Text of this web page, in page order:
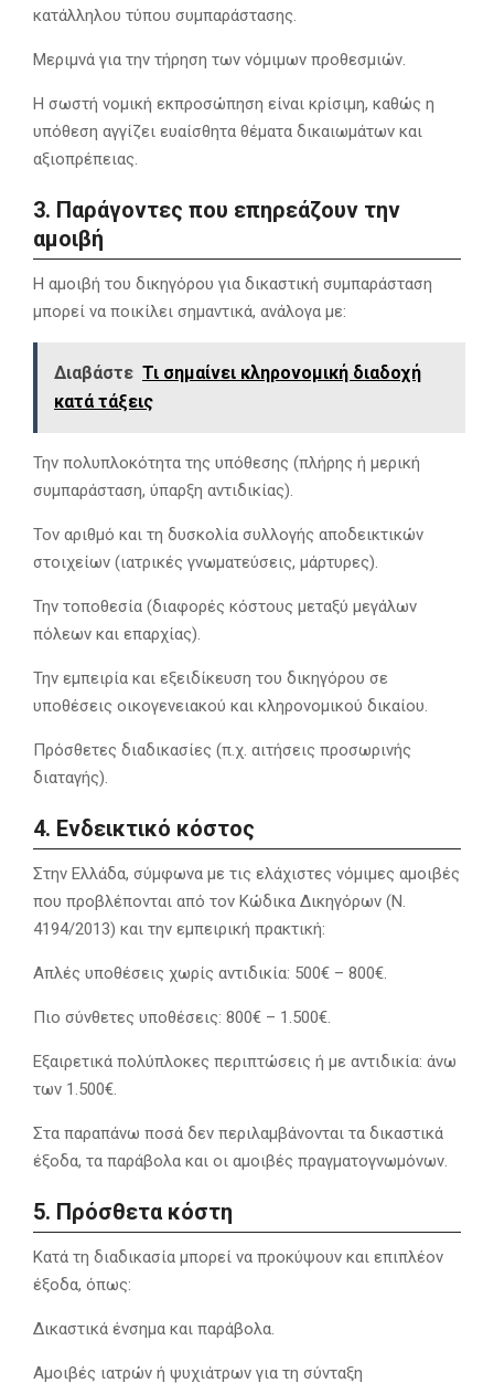
κατάλληλου τύπου συμπαράστασης.
Μεριμνά για την τήρηση των νόμιμων προθεσμιών.
Η σωστή νομική εκπροσώπηση είναι κρίσιμη, καθώς η
υπόθεση αγγίζει ευαίσθητα θέματα δικαιωμάτων και
αξιοπρέπειας.
3. Παράγοντες που επηρεάζουν την
αμοιβή
Η αμοιβή του δικηγόρου για δικαστική συμπαράσταση
μπορεί να ποικίλει σημαντικά, ανάλογα με:
Διαβάστε Τι σημαίνει κληρονομική διαδοχή
κατά τάξεις
Την πολυπλοκότητα της υπόθεσης (πλήρης ή μερική
συμπαράσταση, ύπαρξη αντιδικίας).
Τον αριθμό και τη δυσκολία συλλογής αποδεικτικών
στοιχείων (ιατρικές γνωματεύσεις, μάρτυρες).
Την τοποθεσία (διαφορές κόστους μεταξύ μεγάλων
πόλεων και επαρχίας).
Την εμπειρία και εξειδίκευση του δικηγόρου σε
υποθέσεις οικογενειακού και κληρονομικού δικαίου.
Πρόσθετες διαδικασίες (π.χ. αιτήσεις προσωρινής
διαταγής).
4. Ενδεικτικό κόστος
Στην Ελλάδα, σύμφωνα με τις ελάχιστες νόμιμες αμοιβές
που προβλέπονται από τον Κώδικα Δικηγόρων (Ν.
4194/2013) και την εμπειρική πρακτική:
Απλές υποθέσεις χωρίς αντιδικία: 500€ – 800€.
Πιο σύνθετες υποθέσεις: 800€ – 1.500€.
Εξαιρετικά πολύπλοκες περιπτώσεις ή με αντιδικία: άνω
των 1.500€.
Στα παραπάνω ποσά δεν περιλαμβάνονται τα δικαστικά
έξοδα, τα παράβολα και οι αμοιβές πραγματογνωμόνων.
5. Πρόσθετα κόστη
Κατά τη διαδικασία μπορεί να προκύψουν και επιπλέον
έξοδα, όπως:
Δικαστικά ένσημα και παράβολα.
Αμοιβές ιατρών ή ψυχιάτρων για τη σύνταξη